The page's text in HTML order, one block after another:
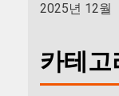
2025년 12월
카테고